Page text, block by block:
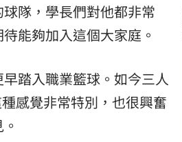
隊，學長們對他都非常
能夠加入這個大家庭。
踏入職業籃球。如今三人
感覺非常特別，也很興奮